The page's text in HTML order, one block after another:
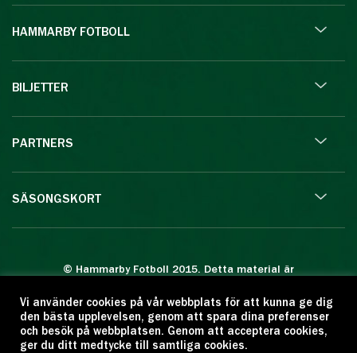
HAMMARBY FOTBOLL
BILJETTER
PARTNERS
SÄSONGSKORT
© Hammarby Fotboll 2015. Detta material är
Eftertryck eller annan kopiering är förbjuden.
Citera oss gärna men ange källan:
www.hammarbyfotboll.se. Ansvarig utgivare:
Vi använder cookies på vår webbplats för att kunna ge dig
den bästa upplevelsen, genom att spara dina preferenser
och besök på webbplatsen. Genom att acceptera cookies,
ger du ditt medtycke till samtliga cookies.